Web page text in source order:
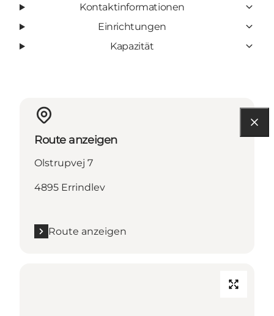
Kontaktinformationen
Einrichtungen
Kapazität
Route anzeigen
Olstrupvej 7
4895 Errindlev
Route anzeigen